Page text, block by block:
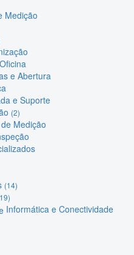
Medição
e Abertura
e Suporte
(2)
Medição
(14)
Informática e Conectividade